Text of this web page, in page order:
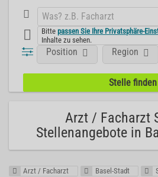
Bittepassen Sie Ihre Privatsphäre-
Inhalte zu sehen.
Position Region
Arzt / Facharzt
Stellenangebote in
Arzt / Facharzt Basel-Stadt